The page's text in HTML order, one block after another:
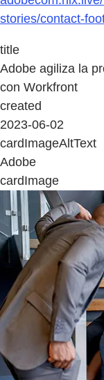
stories/contact-
title
Adobe agiliza la
con Workfront
created
2023-06-02
cardImageAltText
Adobe
cardImage